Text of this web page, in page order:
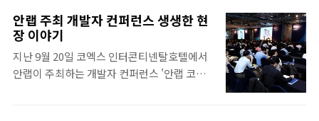
움이 될 수 있는 문제를 출제하기 위해 노력하
여 많은 보안인들과 미래의 보안인들에게 큰
도움을 주며 성공적으로 진행되었다. 두 행사
의 성공적인 진행에는 안랩인들의 땀과 노력이
있었다. 그 중 안랩코어와 시큐리티 웨이브에
다. 한국통신인터넷기술에서 보안관제 업무를
맡고 있는 조민성씨와 전북대 공대 컴퓨터공학
과 학생인 최홍열씨가 바로 그들. 2011년에 이
어 2회를 맞이한 AhnLab CORE가 외부에서
안랩 주최 개발자 컨퍼런스 생생한 현
장 이야기
지난 9월 20일 코엑스 인터콘티넨탈호텔에서
안랩이 주최하는 개발자 컨퍼런스 '안랩 코어